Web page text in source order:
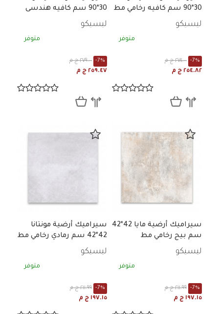
30*90 سم كافيه رخامي مط
ليسيكو
متوفر
٢٧٤.٠٠ ج م -7%
٢٥٤.٨٢ ج م
30*90 سم كافيه هندسى
مط
ليسيكو
متوفر
٢٧٩.٠٠ ج م -7%
٢٥٩.٤٧ ج م
سيراميك أرضية مايا 42*42
سم بيج رخامي مط
ليسيكو
متوفر
٢١١.٩٩ ج م -7%
١٩٧.١٥ ج م
سيراميك أرضية مونتانا
42*42 سم رمادي رخامي مط
ليسيكو
متوفر
٢١١.٩٩ ج م -7%
١٩٧.١٥ ج م